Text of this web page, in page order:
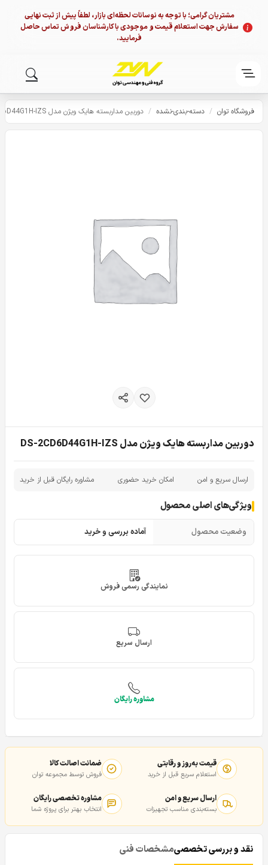
مشتریان گرامی؛ با توجه به نوسانات لحظه‌ای بازار، لطفاً پیش از ثبت نهایی
سفارش جهت استعلام قیمت و موجودی با کارشناسان فروش تماس حاصل
فرمایید.
فروشگاه توان / دسته-بندی-نشده / دوربین مداربسته هایک ویژن مدل DS-2CD6D44G1H-IZS
دوربین مداربسته هایک ویژن مدل DS-2CD6D44G1H-IZS
ارسال سریع و امن امکان خرید حضوری مشاوره رایگان قبل از خرید
ویژگی‌های اصلی محصول
وضعیت محصول آماده بررسی و خرید
نمایندگی رسمی فروش
ارسال سریع
مشاوره رایگان
قیمت به‌روز و رقابتی
استعلام سریع قبل از خرید
ضمانت اصالت کالا
فروش توسط مجموعه توان
ارسال سریع و امن
بسته‌بندی مناسب تجهیزات
مشاوره تخصصی رایگان
انتخاب بهتر برای پروژه شما
نقد و بررسی تخصصیمشخصات فنی